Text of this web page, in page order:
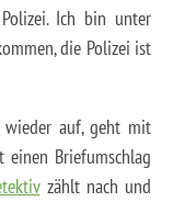
Ich bin unter
die Polizei ist
wieder auf, geht mit
Briefumschlag
zählt nach und